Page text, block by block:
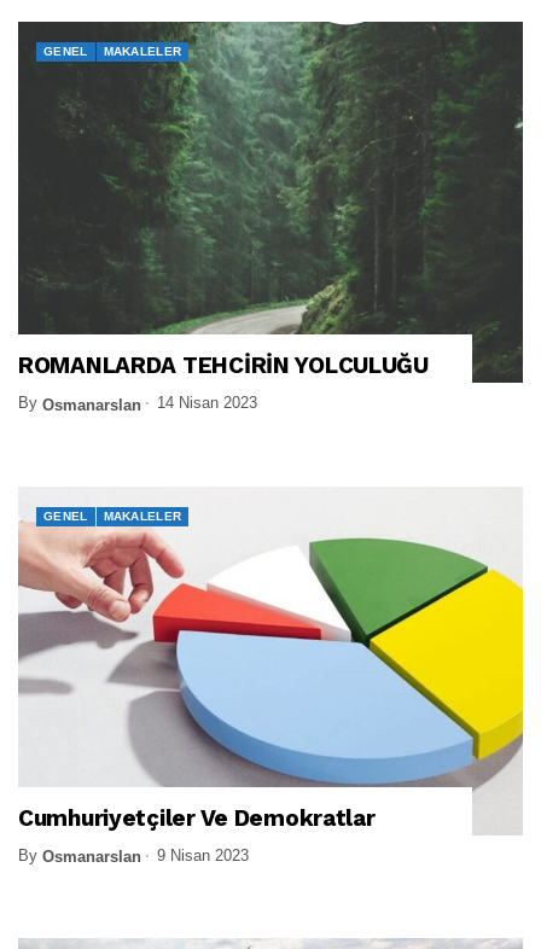
GENEL MAKALELER
ROMANLARDA TEHCİRİN YOLCULUĞU
By Osmanarslan 14 Nisan 2023
GENEL MAKALELER
Cumhuriyetçiler Ve Demokratlar
By Osmanarslan 9 Nisan 2023